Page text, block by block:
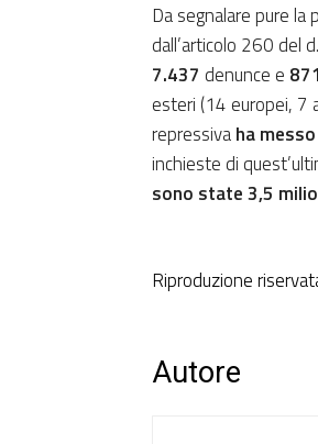
Da segnalare pure la
dall’articolo 260 del
7.437 denunce e 871
esteri (14 europei, 7
repressivaha
inchieste di
sono state 3,5
Riproduzione
Autore